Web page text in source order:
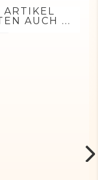
ARTIKEL
AUCH ...